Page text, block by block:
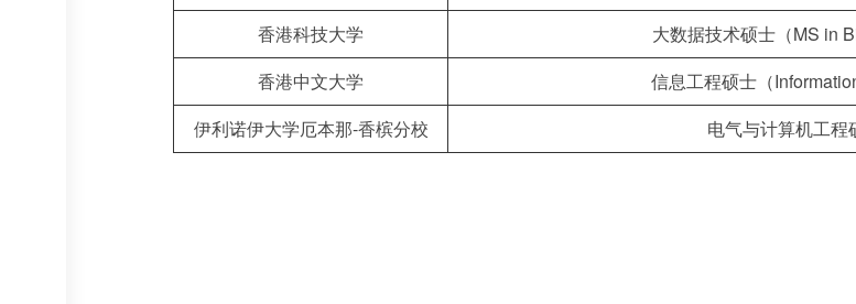
香港科技大学
大数据技术硕士（MS in
香港中文大学
信息工程硕士（
伊利诺伊大学厄本那-香槟分校
电气与计算机工程